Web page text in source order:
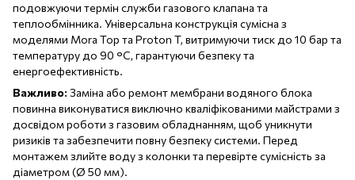
подовжуючи термін служби газового клапана та
теплообмінника. Універсальна конструкція сумісна з
моделями Mora Top та Proton T, витримуючи тиск до 10 бар та
температуру до 90 °C, гарантуючи безпеку та
енергоефективність.
Важливо: Заміна або ремонт мембрани водяного блока
повинна виконуватися виключно кваліфікованими майстрами з
досвідом роботи з газовим обладнанням, щоб уникнути
ризиків та забезпечити повну безпеку системи. Перед
монтажем злийте воду з колонки та перевірте сумісність за
діаметром (Ø 50 мм).